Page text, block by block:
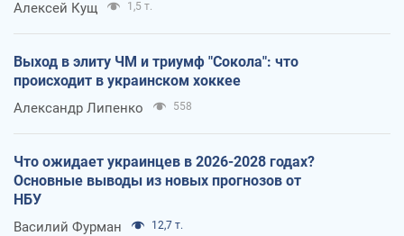
Алексей Кущ 1,5 т.
Выход в элиту ЧМ и триумф "Сокола": что
происходит в украинском хоккее
Александр Липенко 558
Что ожидает украинцев в 2026-2028 годах?
Основные выводы из новых прогнозов от
НБУ
Василий Фурман 12,7 т.